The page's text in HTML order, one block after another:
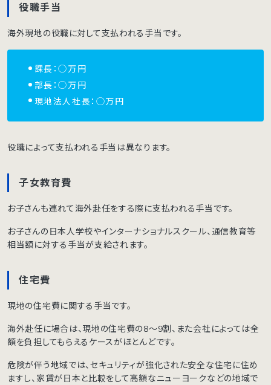
役職手当
海外現地の役職に対して支払われる手当です。
課長：◯万円
部長：◯万円
現地法人社長：◯万円
役職によって支払われる手当は異なります。
子女教育費
お子さんも連れて海外赴任をする際に支払われる手当です。
お子さんの日本人学校やインターナショナルスクール、通信教育等
相当額に対する手当が支給されます。
住宅費
現地の住宅費に関する手当です。
海外赴任に場合は、現地の住宅費の8〜9割、また会社によっては全
額を負担してもらえるケースがほとんどです。
危険が伴う地域では、セキュリティが強化された安全な住宅に住め
ますし、家賃が日本と比較をして高額なニューヨークなどの地域で